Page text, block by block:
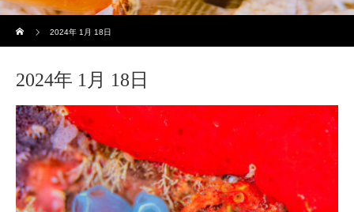
2024年 1月 18日
2024年 1月 18日